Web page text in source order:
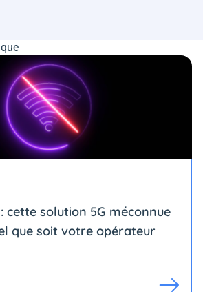
cette solution 5G méconnue
que soit votre opérateur